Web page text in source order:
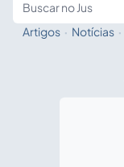
Artigos · Notícias ·